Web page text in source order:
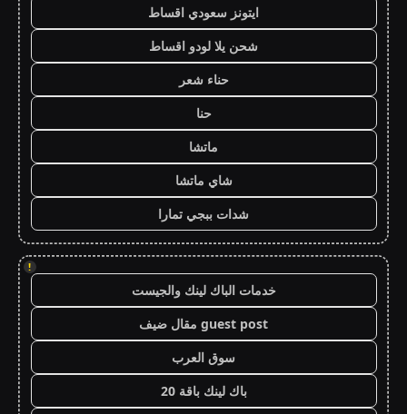
ايتونز سعودي اقساط
شحن يلا لودو اقساط
حناء شعر
حنا
ماتشا
شاي ماتشا
شدات ببجي تمارا
!
خدمات الباك لينك والجيست
guest post مقال ضيف
سوق العرب
باك لينك باقة 20